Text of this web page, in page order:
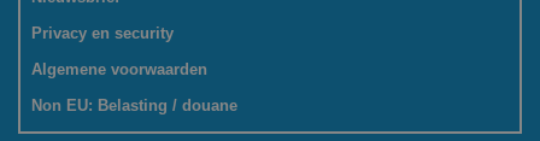
Privacy en security
Algemene voorwaarden
Non EU: Belasting / douane